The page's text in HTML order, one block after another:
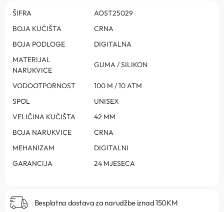
ŠIFRA
AOST25029
BOJA KUĆIŠTA
CRNA
BOJA PODLOGE
DIGITALNA
MATERIJAL
NARUKVICE
GUMA / SILIKON
VODOOTPORNOST
100 M / 10 ATM
SPOL
UNISEX
VELIČINA KUĆIŠTA
42 MM
BOJA NARUKVICE
CRNA
MEHANIZAM
DIGITALNI
GARANCIJA
24 MJESECA
Besplatna dostava za narudžbe iznad 150KM